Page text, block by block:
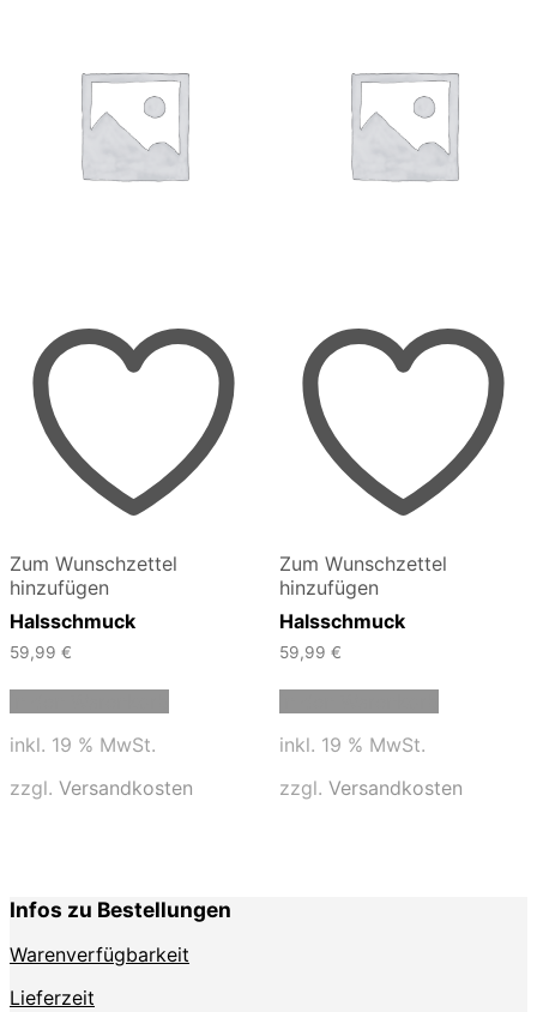
Zum Wunschzettel
hinzufügen
Halsschmuck
59,99 €
inkl. 19 % MwSt.
zzgl. Versandkosten
Zum Wunschzettel
hinzufügen
Halsschmuck
59,99 €
inkl. 19 % MwSt.
zzgl. Versandkosten
Infos zu Bestellungen
Warenverfügbarkeit
Lieferzeit